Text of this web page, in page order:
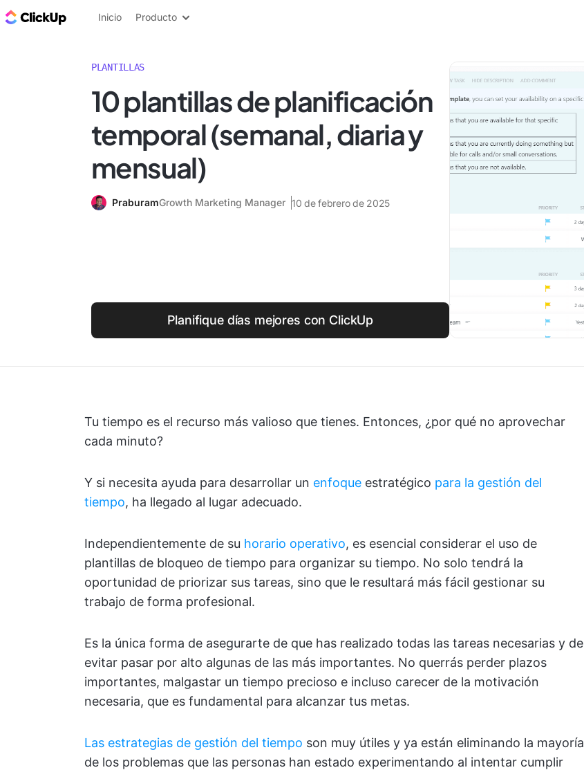
ClickUp Blog
Inicio Producto
PLANTILLAS
10 plantillas de planificación
temporal (semanal, diaria y
mensual)
PraburamGrowth Marketing Manager 10 de febrero de 2025
Planifique días mejores con ClickUp
Tu tiempo es el recurso más valioso que tienes. Entonces, ¿por qué no aprovechar
cada minuto?
Y si necesita ayuda para desarrollar un enfoque estratégico para la gestión del
tiempo, ha llegado al lugar adecuado.
Independientemente de su horario operativo, es esencial considerar el uso de
plantillas de bloqueo de tiempo para organizar su tiempo. No solo tendrá la
oportunidad de priorizar sus tareas, sino que le resultará más fácil gestionar su
trabajo de forma profesional.
Es la única forma de asegurarte de que has realizado todas las tareas necesarias y de
evitar pasar por alto algunas de las más importantes. No querrás perder plazos
importantes, malgastar un tiempo precioso e incluso carecer de la motivación
necesaria, que es fundamental para alcanzar tus metas.
Las estrategias de gestión del tiempo son muy útiles y ya están eliminando la mayoría
de los problemas que las personas han estado experimentando al intentar cumplir